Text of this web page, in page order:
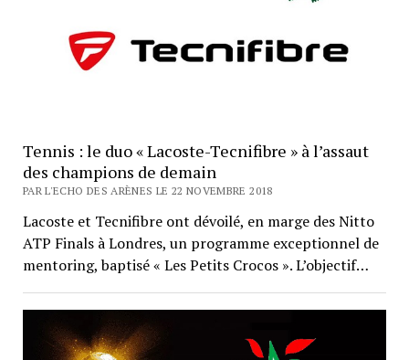
Tennis : le duo « Lacoste-Tecnifibre » à l’assaut
des champions de demain
PAR L'ECHO DES ARÈNES LE 22 NOVEMBRE 2018
Lacoste et Tecnifibre ont dévoilé, en marge des Nitto
ATP Finals à Londres, un programme exceptionnel de
mentoring, baptisé « Les Petits Crocos ». L’objectif…